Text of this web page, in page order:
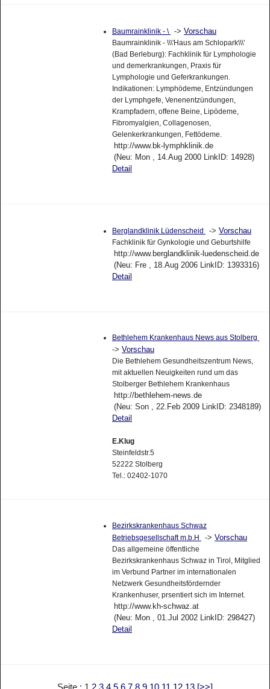
Baumrainklinik - \ -> Vorschau
Baumrainklinik - \\\'Haus am Schlopark\\\'
(Bad Berleburg): Fachklinik für Lymphologie
und demerkrankungen, Praxis für
Lymphologie und Geferkrankungen.
Indikationen: Lymphödeme, Entzündungen
der Lymphgefe, Venenentzündungen,
Krampfadern, offene Beine, Lipödeme,
Fibromyalgien, Collagenosen,
Gelenkerkrankungen, Fettödeme.
http://www.bk-lymphklinik.de
(Neu: Mon , 14.Aug 2000 LinkID: 14928)
Detail
Berglandklinik Lüdenscheid -> Vorschau
Fachklinik für Gynkologie und Geburtshilfe
http://www.berglandklinik-luedenscheid.de
(Neu: Fre , 18.Aug 2006 LinkID: 1393316)
Detail
Bethlehem Krankenhaus News aus Stolberg
-> Vorschau
Die Bethlehem Gesundheitszentrum News,
mit aktuellen Neuigkeiten rund um das
Stolberger Bethlehem Krankenhaus
http://bethlehem-news.de
(Neu: Son , 22.Feb 2009 LinkID: 2348189)
Detail
E.Klug
Steinfeldstr.5
52222 Stolberg
Tel.: 02402-1070
Bezirkskrankenhaus Schwaz
Betriebsgesellschaft m.b.H
-> Vorschau
Das allgemeine öffentliche
Bezirkskrankenhaus Schwaz in Tirol, Mitglied
im Verbund Partner im internationalen
Netzwerk Gesundheitsfördernder
Krankenhuser, prsentiert sich im Internet.
http://www.kh-schwaz.at
(Neu: Mon , 01.Jul 2002 LinkID: 298427)
Detail
Seite : 1 2 3 4 5 6 7 8 9 10 11 12 13 [>>]